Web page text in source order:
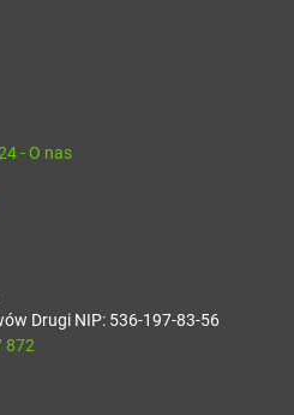
- O nas
Drugi NIP: 536-197-83-56
872